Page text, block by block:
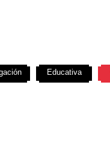
Educativa